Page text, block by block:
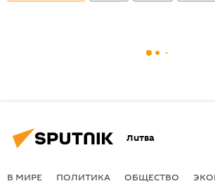
Литва
В МИРЕ ПОЛИТИКА ОБЩЕСТВО